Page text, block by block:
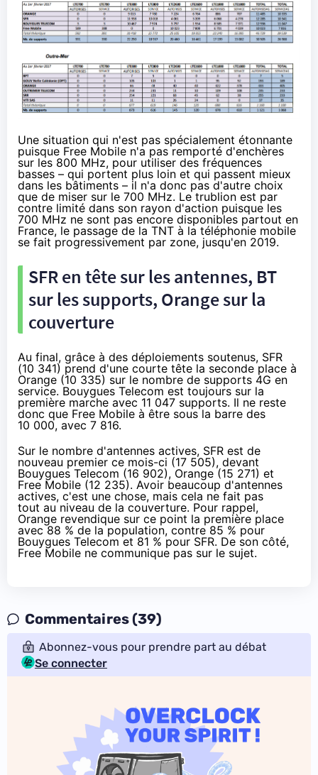
Une situation qui n'est pas spécialement étonnante
puisque Free Mobile n'a pas remporté d'enchères
sur les 800 MHz, pour utiliser des fréquences
basses – qui portent plus loin et qui passent mieux
dans les bâtiments – il n'a donc pas d'autre choix
que de miser sur le 700 MHz. Le trublion est par
contre limité dans son rayon d'action puisque les
700 MHz ne sont pas encore disponibles partout en
France, le passage de la TNT à la téléphonie mobile
se fait progressivement par zone, jusqu'en 2019.
SFRen tête sur les antennes, BT
sur les supports, Orangesur la
couverture
Au final, grâce à des déploiements soutenus, SFR
(10 341) prend d'une courte tête la seconde place à
Orange (10 335) sur le nombre de supports 4G en
service. Bouygues Telecom est toujours sur la
première marche avec 11 047 supports. Il ne reste
donc que Free Mobile à être sous la barre des
10 000, avec 7 816.
Sur le nombre d'antennes actives, SFR est de
nouveau premier ce mois-ci (17 505), devant
Bouygues Telecom (16 902), Orange (15 271) et
Free Mobile (12 235). Avoir beaucoup d'antennes
actives, c'est une chose, mais cela ne fait pas
tout au niveau de la couverture. Pour rappel,
Orange revendique sur ce point la première place
avec 88 % de la population, contre 85 % pour
Bouygues Telecom et 81 % pour SFR. De son côté,
Free Mobile ne communique pas sur le sujet.
Commentaires (39)
Abonnez-vous pour prendre part au débat
Se connecter